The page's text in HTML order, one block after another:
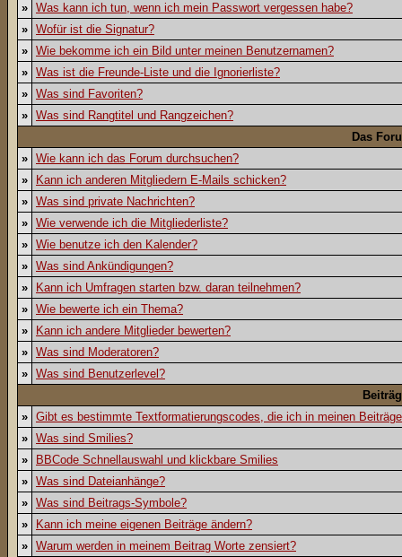
» Was kann ich tun, wenn ich mein Passwort vergessen habe?
» Wofür ist die Signatur?
» Wie bekomme ich ein Bild unter meinen Benutzernamen?
» Was ist die Freunde-Liste und die Ignorierliste?
» Was sind Favoriten?
» Was sind Rangtitel und Rangzeichen?
Das
» Wie kann ich das Forum durchsuchen?
»
Kann ich anderen Mitgliedern E-Mails schicken?
» Was sind private Nachrichten?
» Wie verwende ich die Mitgliederliste?
» Wie benutze ich den Kalender?
» Was sind Ankündigungen?
»
Kann ich Umfragen starten bzw. daran teilnehmen?
» Wie bewerte ich ein Thema?
»
Kann ich andere Mitglieder bewerten?
» Was sind Moderatoren?
» Was sind Benutzerlevel?
» Gibt es bestimmte Textformatierungscodes, die ich in meinen
» Was sind Smilies?
»
BBCode Schnellauswahl und klickbare Smilies
» Was sind Dateianhänge?
» Was sind Beitrags-Symbole?
»
Kann ich meine eigenen Beiträge ändern?
» Warum werden in meinem Beitrag Worte zensiert?